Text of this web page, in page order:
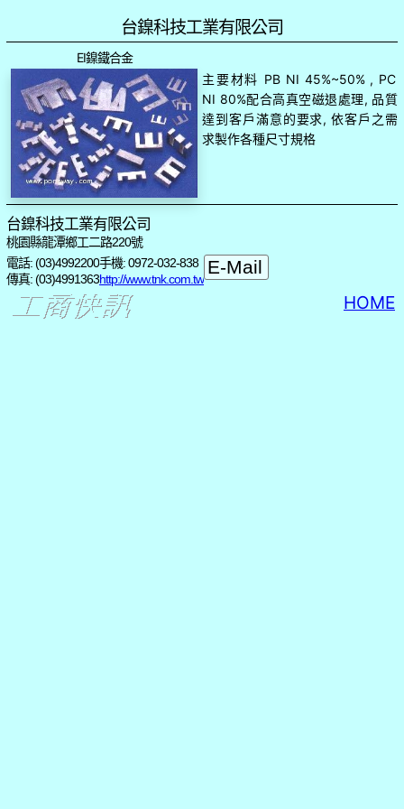
台鎳科技工業有限公司
EI鎳鐵合金
主要材料 PB NI 45%~50% , PC
NI 80%配合高真空磁退處理, 品質
達到客戶滿意的要求, 依客戶之需
求製作各種尺寸規格
台鎳科技工業有限公司
桃園縣龍潭鄉工二路220號
電話: (03)4992200
傳真: (03)4991363
手機: 0972-032-838
http://www.tnk.com.tw
HOME